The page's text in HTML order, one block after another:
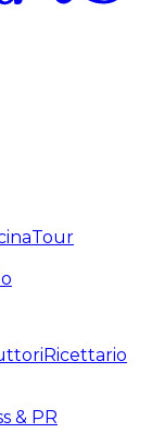
Tour
Ricettario
& PR